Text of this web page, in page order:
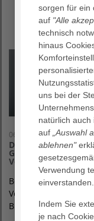
06. April 2022
Dr. Markus
Versorgung von
Berlin/Frankfurt:
Versorgung
sorgen für ein
auf "Alle
technisch
hinaus
uns bei der
natürlich auch
auf „Auswahl
ablehnen"
Verwendung
einverstanden.
Indem Sie
je nach